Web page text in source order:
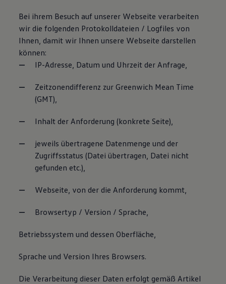
Bei ihrem Besuch auf unserer Webseite verarbeiten
wir die folgenden Protokolldateien / Logfiles von
Ihnen, damit wir Ihnen unsere Webseite darstellen
können:
IP-Adresse, Datum und Uhrzeit der Anfrage,
Zeitzonendifferenz zur Greenwich Mean Time
(GMT),
Inhalt der Anforderung (konkrete Seite),
jeweils übertragene Datenmenge und der
Zugriffsstatus (Datei übertragen, Datei nicht
gefunden etc.),
Webseite, von der die Anforderung kommt,
Browsertyp / Version / Sprache,
Betriebssystem und dessen Oberfläche,
Sprache und Version Ihres Browsers.
Die Verarbeitung dieser Daten erfolgt gemäß Artikel